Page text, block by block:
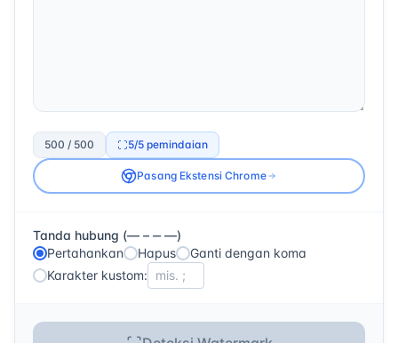
500 / 500 5/5 pemindaian
Pasang Ekstensi Chrome
Tanda hubung (— – ‒ ―)
Pertahankan
Hapus
Ganti dengan koma
Karakter kustom: